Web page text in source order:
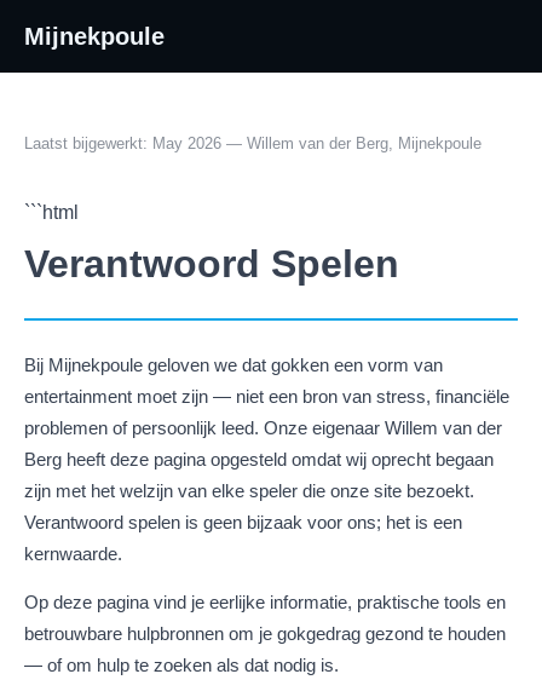
Mijnekpoule
Laatst bijgewerkt: May 2026 — Willem van der Berg, Mijnekpoule
```html
Verantwoord Spelen
Bij Mijnekpoule geloven we dat gokken een vorm van
entertainment moet zijn — niet een bron van stress, financiële
problemen of persoonlijk leed. Onze eigenaar Willem van der
Berg heeft deze pagina opgesteld omdat wij oprecht begaan
zijn met het welzijn van elke speler die onze site bezoekt.
Verantwoord spelen is geen bijzaak voor ons; het is een
kernwaarde.
Op deze pagina vind je eerlijke informatie, praktische tools en
betrouwbare hulpbronnen om je gokgedrag gezond te houden
— of om hulp te zoeken als dat nodig is.